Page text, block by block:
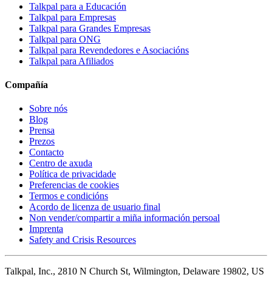
Talkpal para a Educación
Talkpal para Empresas
Talkpal para Grandes Empresas
Talkpal para ONG
Talkpal para Revendedores e Asociacións
Talkpal para Afiliados
Compañía
Sobre nós
Blog
Prensa
Prezos
Contacto
Centro de axuda
Política de privacidade
Preferencias de cookies
Termos e condicións
Acordo de licenza de usuario final
Non vender/compartir a miña información persoal
Imprenta
Safety and Crisis Resources
Talkpal, Inc., 2810 N Church St, Wilmington, Delaware 19802, US